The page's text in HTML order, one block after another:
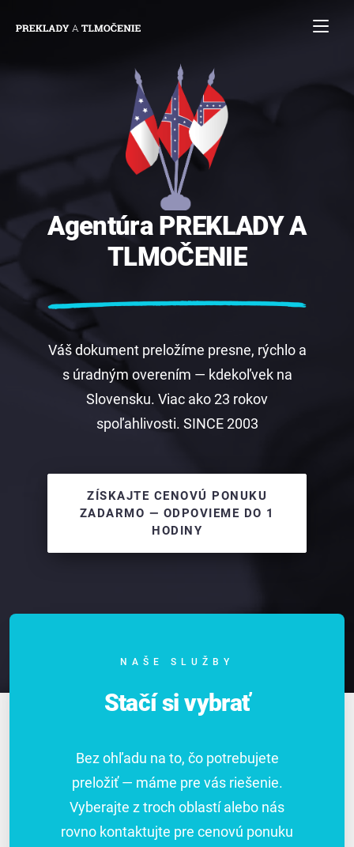
Agentúra PREKLADYA
TLMOČENIE
Váš dokument preložíme presne, rýchlo a
s úradným overením — kdekoľvek na
Slovensku. Viac ako 23 rokov
spoľahlivosti. SINCE 2003
ZÍSKAJTE CENOVÚ PONUKU
ZADARMO — ODPOVIEME DO 1
HODINY
NAŠE SLUŽBY
Stačí si vybrať
Bez ohľadu na to, čo potrebujete
preložiť — máme pre vás riešenie.
Vyberajte z troch oblastí alebo nás
rovno kontaktujte pre cenovú ponuku